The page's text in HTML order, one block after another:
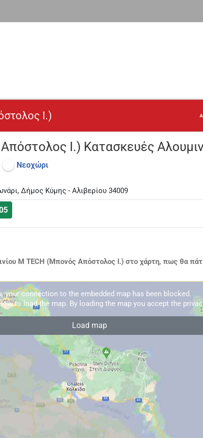
Ι.)
Ι.) Κατασκευές
Νεοχώρι
Δήμος Κύμης - Αλιβερίου 34009
M TECH (Μπονός Απόστολος Ι.) στο χάρτη, πως θα
your connection to the embedded map has been blocked.
to load the map. By loading the map you accept the
Load map